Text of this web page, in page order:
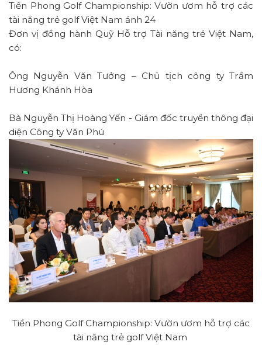
Tiền Phong Golf Championship: Vườn ươm hỗ trợ các
tài năng trẻ golf Việt Nam ảnh 24
Đơn vị đồng hành Quỹ Hỗ trợ Tài năng trẻ Việt Nam,
có:
Ông Nguyễn Văn Tưởng – Chủ tịch công ty Trầm
Hương Khánh Hòa
Bà Nguyễn Thị Hoàng Yến - Giám đốc truyền thông đại
diện Công ty Văn Phú
Tiền Phong Golf Championship: Vườn ươm hỗ trợ các
tài năng trẻ golf Việt Nam